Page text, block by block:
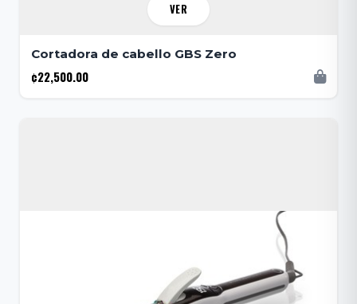
VER
Cortadora de cabello GBS Zero
¢22,500.00